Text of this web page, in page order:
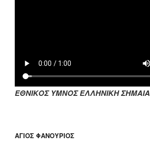
ΕΘΝΙΚΟΣ ΥΜΝΟΣ ΕΛΛΗΝΙΚΗ ΣΗΜΑΙΑ
ΆΓΙΟΣ ΦΑΝΟΎΡΙΟΣ